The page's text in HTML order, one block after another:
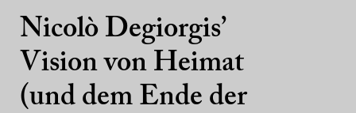
Nicolò Degiorgis’
Vision von Heimat
(und dem Ende der